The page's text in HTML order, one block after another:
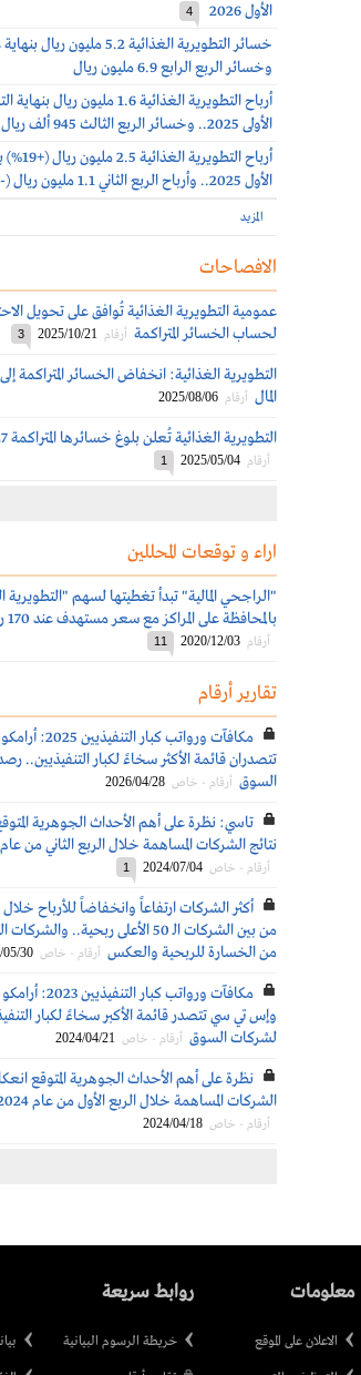
الأول 2026
4
وخسائر الربع الرابع 6.9 مليون ريال
أرباح التطويرية الغذائية 1.6 مليون
الأولى 2025.. وخسائر الربع الثالث 945 ألف ريال
أرباح
الأول 2025.. وأرباح الربع الثاني 1.1 مليون ريال (-23%)
المزيد
الافصاحات
عمومية التطويرية الغذائية تُوافق على تحويل
لحساب الخسائر المتراكمة أرقام 2025/10/21
3
المال أرقام 2025/08/06
التطويرية الغذائية تُعلن بلوغ خسائرها المتراكمة 27% من رأس المال
أرقام 2025/05/04
1
اراء و توقعات المحللين
"الراجحي المالية" تبدأ تغطيتها لسهم
بالمحافظة على المراكز مع سعر مستهدف عند 170 ريالاً
أرقام 2020/12/03
11
تقارير أرقام
مكافآت ورواتب
تتصدران قائمة الأكثر سخاءً لكبار التنفيذيين..
السوق أرقام - خاص 2026/04/28
تاسي: نظرة على أهم الأحداث الجوهرية
نتائج الشركات المساهمة خلال الربع الثاني من عام 2024
أرقام - خاص 2024/07/04
1
من بين الشركات الـ 50 الأعلى ربحية..
من الخسارة للربحية والعكس أرقام - خاص 05/30
مكافآت ورواتب
وإس تي سي تتصدر قائمة الأكبر سخاءً لكبار
لشركات السوق أرقام - خاص 2024/04/21
نظرة على أهم الأحداث الجوهرية المتوقع
الشركات المساهمة خلال الربع الأول من عام 2024
أرقام - خاص 2024/04/18
معلومات
الاعلان على الموقع
روابط سريعة
خريطة الرسوم البيانية